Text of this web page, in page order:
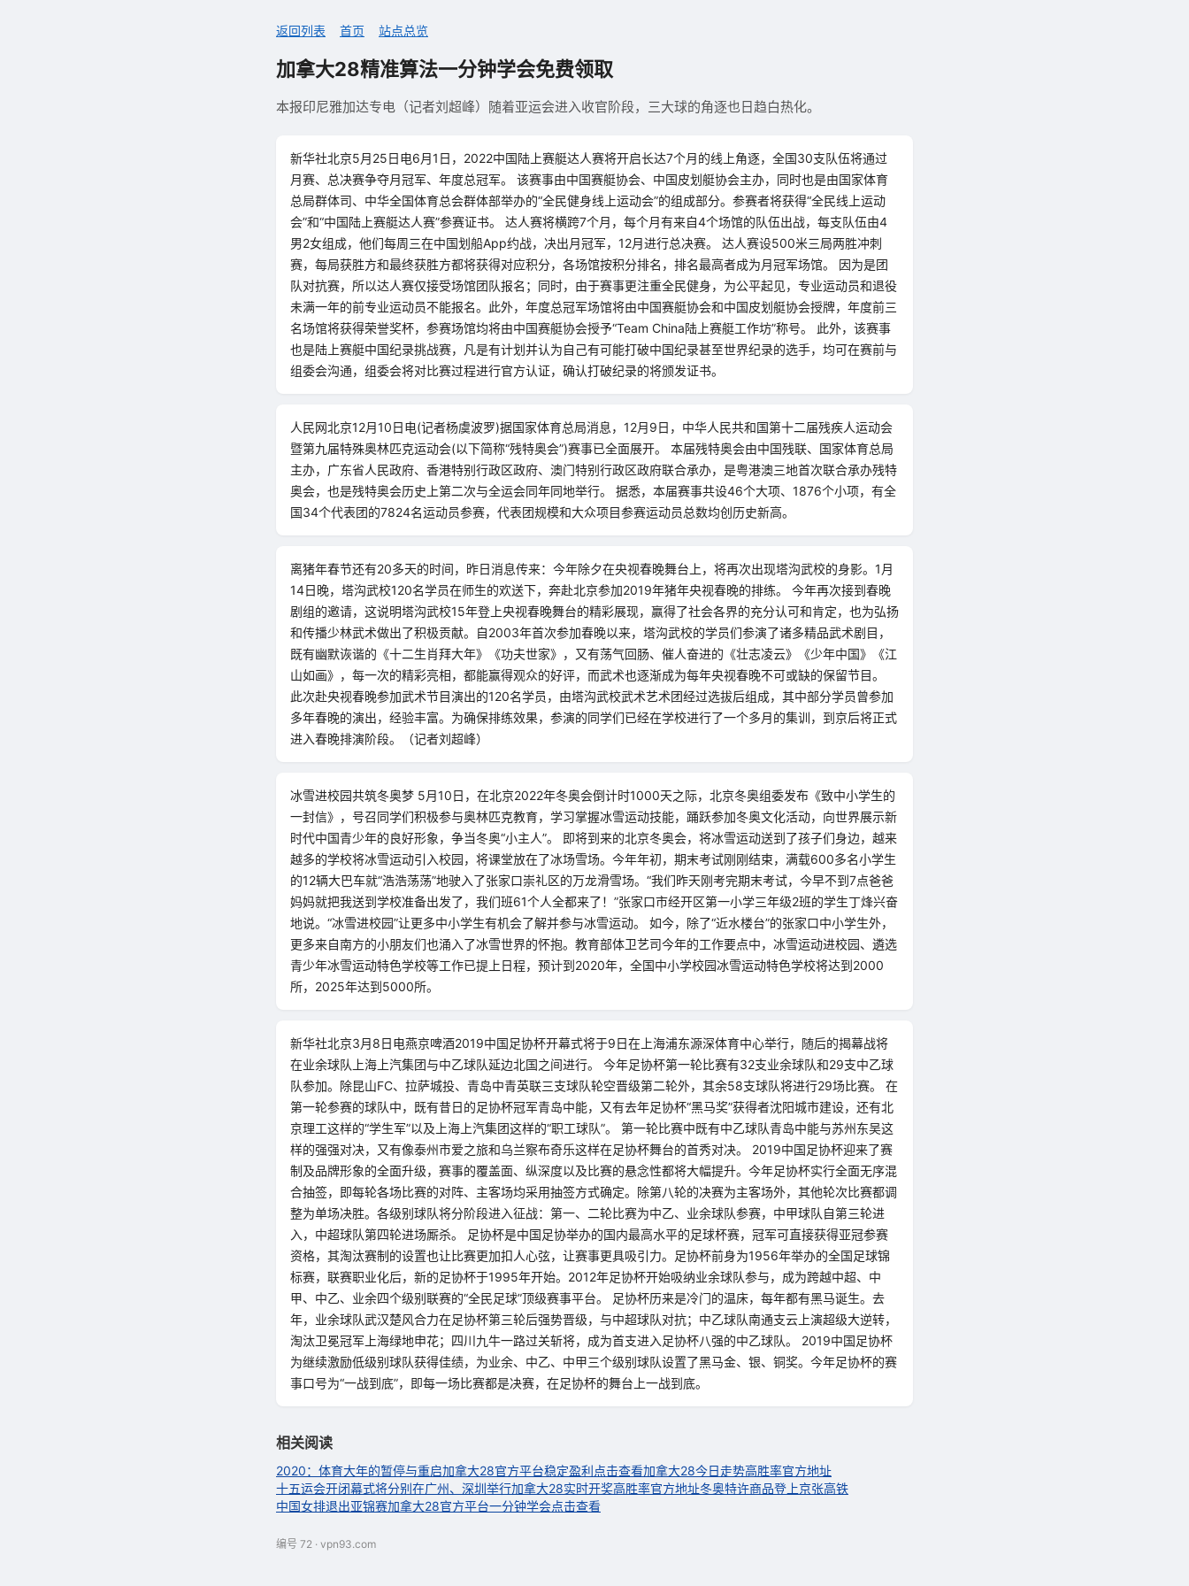
返回列表 首页 站点总览
加拿大28精准算法一分钟学会免费领取
本报印尼雅加达专电（记者刘超峰）随着亚运会进入收官阶段，三大球的角逐也日趋白热化。
新华社北京5月25日电6月1日，2022中国陆上赛艇达人赛将开启长达7个月的线上角逐，全国30支队伍将通过
月赛、总决赛争夺月冠军、年度总冠军。 该赛事由中国赛艇协会、中国皮划艇协会主办，同时也是由国家体育
总局群体司、中华全国体育总会群体部举办的“全民健身线上运动会”的组成部分。参赛者将获得“全民线上运动
会”和“中国陆上赛艇达人赛”参赛证书。 达人赛将横跨7个月，每个月有来自4个场馆的队伍出战，每支队伍由4
男2女组成，他们每周三在中国划船App约战，决出月冠军，12月进行总决赛。 达人赛设500米三局两胜冲刺
赛，每局获胜方和最终获胜方都将获得对应积分，各场馆按积分排名，排名最高者成为月冠军场馆。 因为是团
队对抗赛，所以达人赛仅接受场馆团队报名；同时，由于赛事更注重全民健身，为公平起见，专业运动员和退役
未满一年的前专业运动员不能报名。此外，年度总冠军场馆将由中国赛艇协会和中国皮划艇协会授牌，年度前三
名场馆将获得荣誉奖杯，参赛场馆均将由中国赛艇协会授予“Team China陆上赛艇工作坊”称号。 此外，该赛事
也是陆上赛艇中国纪录挑战赛，凡是有计划并认为自己有可能打破中国纪录甚至世界纪录的选手，均可在赛前与
组委会沟通，组委会将对比赛过程进行官方认证，确认打破纪录的将颁发证书。
人民网北京12月10日电(记者杨虞波罗)据国家体育总局消息，12月9日，中华人民共和国第十二届残疾人运动会
暨第九届特殊奥林匹克运动会(以下简称“残特奥会”)赛事已全面展开。 本届残特奥会由中国残联、国家体育总局
主办，广东省人民政府、香港特别行政区政府、澳门特别行政区政府联合承办，是粤港澳三地首次联合承办残特
奥会，也是残特奥会历史上第二次与全运会同年同地举行。 据悉，本届赛事共设46个大项、1876个小项，有全
国34个代表团的7824名运动员参赛，代表团规模和大众项目参赛运动员总数均创历史新高。
离猪年春节还有20多天的时间，昨日消息传来：今年除夕在央视春晚舞台上，将再次出现塔沟武校的身影。1月
14日晚，塔沟武校120名学员在师生的欢送下，奔赴北京参加2019年猪年央视春晚的排练。 今年再次接到春晚
剧组的邀请，这说明塔沟武校15年登上央视春晚舞台的精彩展现，赢得了社会各界的充分认可和肯定，也为弘扬
和传播少林武术做出了积极贡献。自2003年首次参加春晚以来，塔沟武校的学员们参演了诸多精品武术剧目，
既有幽默诙谐的《十二生肖拜大年》《功夫世家》，又有荡气回肠、催人奋进的《壮志凌云》《少年中国》《江
山如画》，每一次的精彩亮相，都能赢得观众的好评，而武术也逐渐成为每年央视春晚不可或缺的保留节目。
此次赴央视春晚参加武术节目演出的120名学员，由塔沟武校武术艺术团经过选拔后组成，其中部分学员曾参加
多年春晚的演出，经验丰富。为确保排练效果，参演的同学们已经在学校进行了一个多月的集训，到京后将正式
进入春晚排演阶段。（记者刘超峰）
冰雪进校园共筑冬奥梦 5月10日，在北京2022年冬奥会倒计时1000天之际，北京冬奥组委发布《致中小学生的
一封信》，号召同学们积极参与奥林匹克教育，学习掌握冰雪运动技能，踊跃参加冬奥文化活动，向世界展示新
时代中国青少年的良好形象，争当冬奥“小主人”。 即将到来的北京冬奥会，将冰雪运动送到了孩子们身边，越来
越多的学校将冰雪运动引入校园，将课堂放在了冰场雪场。今年年初，期末考试刚刚结束，满载600多名小学生
的12辆大巴车就“浩浩荡荡”地驶入了张家口崇礼区的万龙滑雪场。“我们昨天刚考完期末考试，今早不到7点爸爸
妈妈就把我送到学校准备出发了，我们班61个人全都来了！”张家口市经开区第一小学三年级2班的学生丁烽兴奋
地说。“冰雪进校园”让更多中小学生有机会了解并参与冰雪运动。 如今，除了“近水楼台”的张家口中小学生外，
更多来自南方的小朋友们也涌入了冰雪世界的怀抱。教育部体卫艺司今年的工作要点中，冰雪运动进校园、遴选
青少年冰雪运动特色学校等工作已提上日程，预计到2020年，全国中小学校园冰雪运动特色学校将达到2000
所，2025年达到5000所。
新华社北京3月8日电燕京啤酒2019中国足协杯开幕式将于9日在上海浦东源深体育中心举行，随后的揭幕战将
在业余球队上海上汽集团与中乙球队延边北国之间进行。 今年足协杯第一轮比赛有32支业余球队和29支中乙球
队参加。除昆山FC、拉萨城投、青岛中青英联三支球队轮空晋级第二轮外，其余58支球队将进行29场比赛。 在
第一轮参赛的球队中，既有昔日的足协杯冠军青岛中能，又有去年足协杯“黑马奖”获得者沈阳城市建设，还有北
京理工这样的“学生军”以及上海上汽集团这样的“职工球队”。 第一轮比赛中既有中乙球队青岛中能与苏州东吴这
样的强强对决，又有像泰州市爱之旅和乌兰察布奇乐这样在足协杯舞台的首秀对决。 2019中国足协杯迎来了赛
制及品牌形象的全面升级，赛事的覆盖面、纵深度以及比赛的悬念性都将大幅提升。今年足协杯实行全面无序混
合抽签，即每轮各场比赛的对阵、主客场均采用抽签方式确定。除第八轮的决赛为主客场外，其他轮次比赛都调
整为单场决胜。各级别球队将分阶段进入征战：第一、二轮比赛为中乙、业余球队参赛，中甲球队自第三轮进
入，中超球队第四轮进场厮杀。 足协杯是中国足协举办的国内最高水平的足球杯赛，冠军可直接获得亚冠参赛
资格，其淘汰赛制的设置也让比赛更加扣人心弦，让赛事更具吸引力。足协杯前身为1956年举办的全国足球锦
标赛，联赛职业化后，新的足协杯于1995年开始。2012年足协杯开始吸纳业余球队参与，成为跨越中超、中
甲、中乙、业余四个级别联赛的“全民足球”顶级赛事平台。 足协杯历来是冷门的温床，每年都有黑马诞生。去
年，业余球队武汉楚风合力在足协杯第三轮后强势晋级，与中超球队对抗；中乙球队南通支云上演超级大逆转，
淘汰卫冕冠军上海绿地申花；四川九牛一路过关斩将，成为首支进入足协杯八强的中乙球队。 2019中国足协杯
为继续激励低级别球队获得佳绩，为业余、中乙、中甲三个级别球队设置了黑马金、银、铜奖。今年足协杯的赛
事口号为“一战到底”，即每一场比赛都是决赛，在足协杯的舞台上一战到底。
相关阅读
2020：体育大年的暂停与重启加拿大28官方平台稳定盈利点击查看加拿大28今日走势高胜率官方地址
十五运会开闭幕式将分别在广州、深圳举行加拿大28实时开奖高胜率官方地址冬奥特许商品登上京张高铁
中国女排退出亚锦赛加拿大28官方平台一分钟学会点击查看
编号 72 · vpn93.com